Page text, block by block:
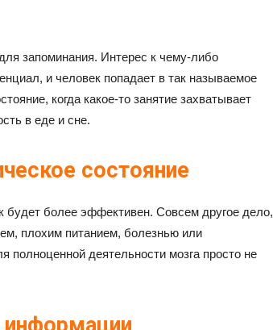
запоминания. Интерес к чему-либо
и человек попадает в так называемое
когда какое-то занятие захватывает
в еде и сне.
состояние
будет более эффективен. Совсем другое дело,
плохим питанием, болезнью или
деятельности мозга просто не